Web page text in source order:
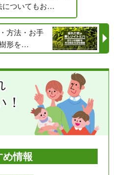
についてもお…
方法・お手
形を…
情報